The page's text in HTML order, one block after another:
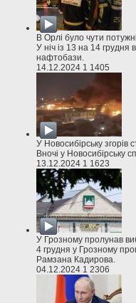
В Орлі було чути
У ніч із 13 на 14 грудня
нафтобази.
14.12.2024 1 1405
У Новосибірську згорів
Вночі у Новосибірську
13.12.2024 1 1623
У Грозному пролунав
4 грудня у Грозному
Рамзана Кадирова.
04.12.2024 1 2306